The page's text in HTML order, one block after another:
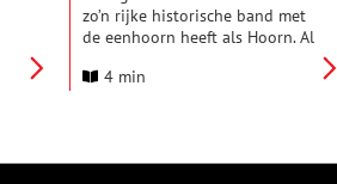
zo’n rijke historische band met
de eenhoorn heeft als Hoorn. Al
dier de houder van het
deze hoorn, is de eenhoorn in
4 min